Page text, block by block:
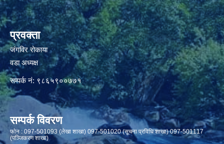
प्रवक्ता
जंगविर रोकाया
वडा अध्यक्ष
सम्पर्क नं: ९८६५९००७७१
सम्पर्क विवरण
फाेन : 097-501093 (लेखा शाखा) 097-501020 (सूचना प्रविधि शाखा) 097-501117
(पञ्जिकरण शाखा)